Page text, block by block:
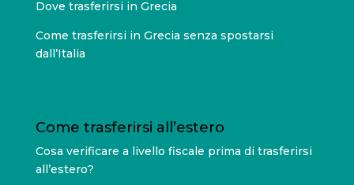
Dove trasferirsi in Grecia
Come trasferirsi in Grecia senza spostarsi
dall’Italia
Come trasferirsi all’estero
Cosa verificare a livello fiscale prima di trasferirsi
all’estero?